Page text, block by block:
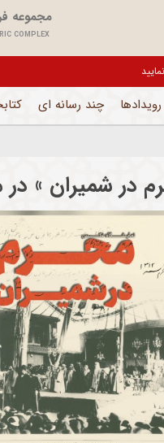
مجموعه
COMPLEX
های اداری فعال است
چند رسانه ای
در شمیران » در